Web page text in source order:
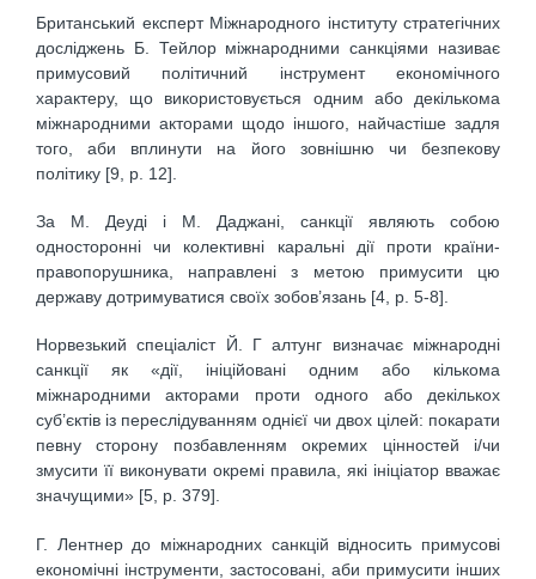
Британський експерт Міжнародного інституту стратегічних
досліджень Б. Тейлор міжнародними санкціями називає
примусовий політичний інструмент економічного
характеру, що використовується одним або декількома
міжнародними акторами щодо іншого, найчастіше задля
того, аби вплинути на його зовнішню чи безпекову
політику [9, р. 12].
За М. Деуді і М. Даджані, санкції являють собою
односторонні чи колективні каральні дії проти країни-
правопорушника, направлені з метою примусити цю
державу дотримуватися своїх зобов’язань [4, р. 5-8].
Норвезький спеціаліст Й. Г алтунг визначає міжнародні
санкції як «дії, ініційовані одним або кількома
міжнародними акторами проти одного або декількох
суб’єктів із переслідуванням однієї чи двох цілей: покарати
певну сторону позбавленням окремих цінностей і/чи
змусити її виконувати окремі правила, які ініціатор вважає
значущими» [5, р. 379].
Г. Лентнер до міжнародних санкцій відносить примусові
економічні інструменти, застосовані, аби примусити інших